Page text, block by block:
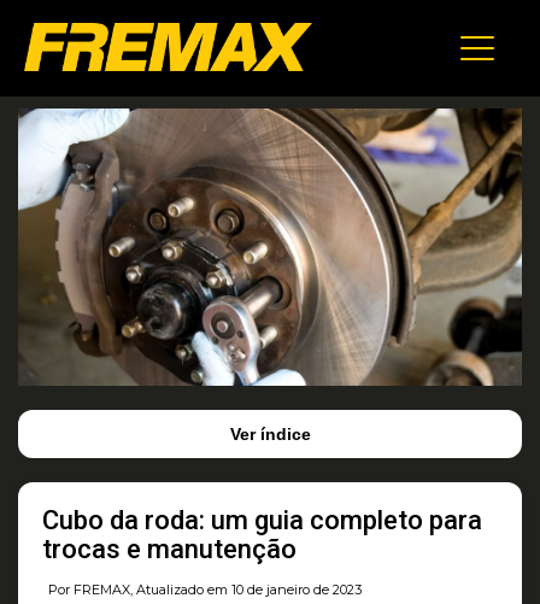
Ver índice
Cubo da roda: um guia completo para
trocas e manutenção
Por FREMAX, Atualizado em 10 de janeiro de 2023